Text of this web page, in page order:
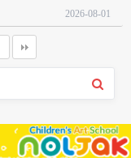
2026-08-01